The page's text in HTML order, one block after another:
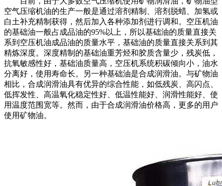
空气压缩机油的生产一般是通过溶剂精制、溶剂脱蜡、加氢或
白土补充精制获得，然后加入各种添加剂进行调和。空压机油
的基础油一般占成品油的95%以上，所以基础油的质量直接关
系到空压机油成品油的质量水平，基础油的质量直接关系到其
精炼深度。深度精制的基础油重芳烃和胶质含量少，残炭低，
抗氧敏感性好，基础油质量高，空压机系统积碳倾向小，油水
分离好，使用寿命长。另一种基础油是合成润滑油。与矿物油
相比，合成润滑油具有优异的综合性能，如低残炭、高闪点、
低挥发性、高温氧化稳定性好、低温性能好、润滑性能好、使
用温度范围宽等。然而，由于合成润滑油价格高，更多的用户
使用矿物油。